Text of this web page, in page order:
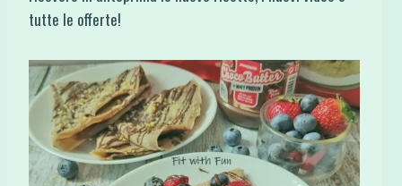
tutte le offerte!